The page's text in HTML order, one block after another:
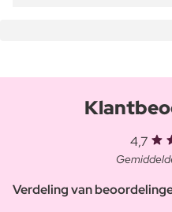
4,7
Verdeling van